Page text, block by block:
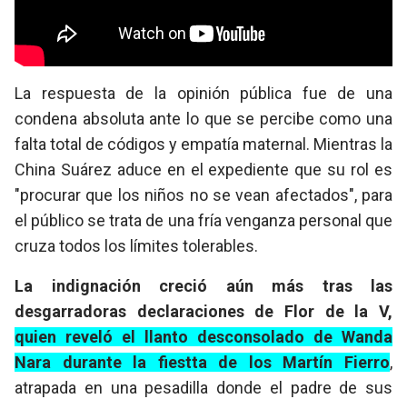
La respuesta de la opinión pública fue de una
condena absoluta ante lo que se percibe como una
falta total de códigos y empatía maternal. Mientras la
China Suárez aduce en el expediente que su rol es
"procurar que los niños no se vean afectados", para
el público se trata de una fría venganza personal que
cruza todos los límites tolerables.
La indignación creció aún más tras las
desgarradoras declaraciones de Flor de la V,
quien reveló el llanto desconsolado de Wanda
Nara durante la fiestta de los Martín Fierro,
atrapada en una pesadilla donde el padre de sus